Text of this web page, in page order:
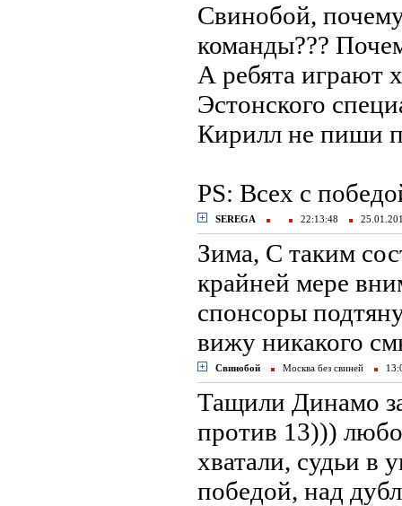
Свинобой,
команды???
А ребята играют
Эстонского
Кирилл не пиши
PS: Всех с
SEREGA 22:13:48
Зима, С таким
крайней мере
спонсоры
вижу никакого
Свинобой Москва без свиней
Тащили Динамо
против 13)))
хватали, судьи в
победой, над